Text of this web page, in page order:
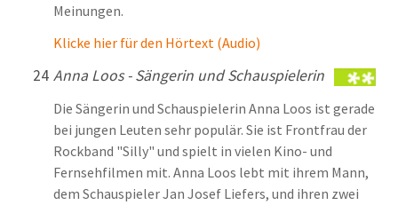
Meinungen.
Klicke hier für den Hörtext (Audio)
24 Anna Loos - Sängerin und Schauspielerin
Die Sängerin und Schauspielerin Anna Loos ist gerade
bei jungen Leuten sehr populär. Sie ist Frontfrau der
Rockband "Silly" und spielt in vielen Kino- und
Fernsehfilmen mit. Anna Loos lebt mit ihrem Mann,
dem Schauspieler Jan Josef Liefers, und ihren zwei